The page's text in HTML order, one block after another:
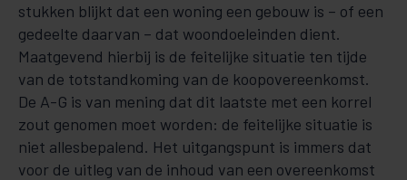
stukken blijkt dat een woning een gebouw is – of een
gedeelte daarvan – dat woondoeleinden dient.
Maatgevend hierbij is de feitelijke situatie ten tijde
van de totstandkoming van de koopovereenkomst.
De A-G is van mening dat dit laatste met een korrel
zout genomen moet worden: de feitelijke situatie is
niet allesbepalend. Het uitgangspunt is immers dat
voor de uitleg van de inhoud van een overeenkomst